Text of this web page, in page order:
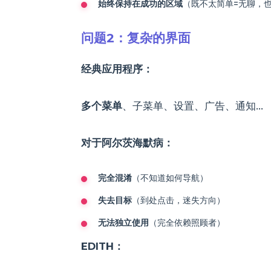
始终保持在成功的区域 （既不太简单=无聊，
问题2：复杂的界面
经典应用程序：
多个菜单、子菜单、设置、广告、通知...
对于阿尔茨海默病：
完全混淆 （不知道如何导航）
失去目标 （到处点击，迷失方向）
无法独立使用 （完全依赖照顾者）
EDITH：